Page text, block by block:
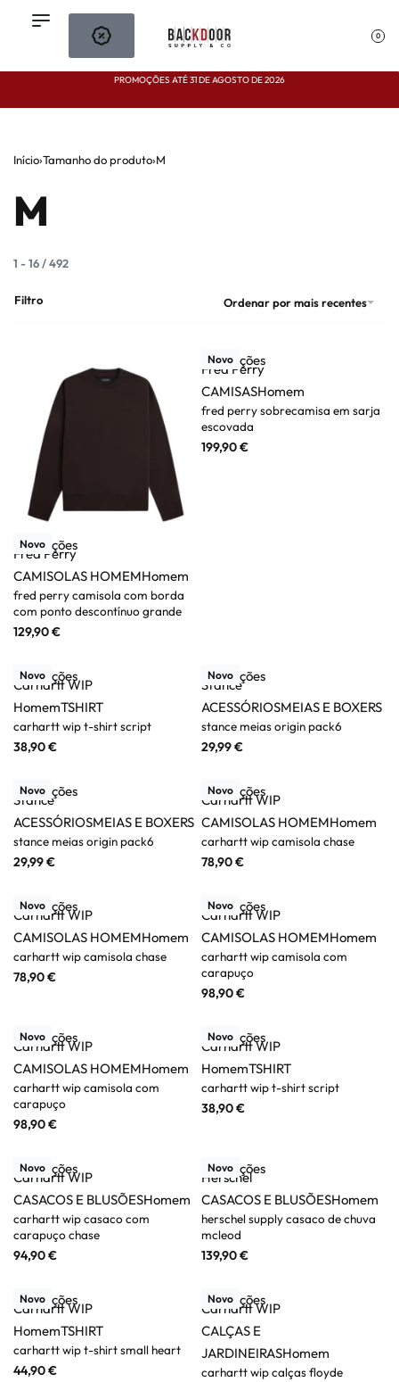
0
PROMOÇÕES ATÉ 31 DE AGOSTO DE 2026
Início›Tamanho do produto›M
M
1 -16/492
Ordenar por mais recentes
Filtro
Novo
Ver opções
Fred Perry
CAMISOLAS HOMEMHomem
fred perry camisola com borda
com ponto descontínuo grande
129,90€
Novo
Ver opções
Fred Perry
CAMISASHomem
fred perry sobrecamisa em sarja
escovada
199,90€
Novo
Ver opções
Carhartt WIP
HomemTSHIRT
carhartt wip t-shirt script
38,90€
Novo
Ver opções
Stance
ACESSÓRIOSMEIAS E BOXERS
stance meias origin pack6
29,99€
Novo
Ver opções
Stance
ACESSÓRIOSMEIAS E BOXERS
stance meias origin pack6
29,99€
Novo
Ver opções
Carhartt WIP
CAMISOLAS HOMEMHomem
carhartt wip camisola chase
78,90€
Novo
Ver opções
Carhartt WIP
CAMISOLAS HOMEMHomem
carhartt wip camisola chase
78,90€
Novo
Ver opções
Carhartt WIP
CAMISOLAS HOMEMHomem
carhartt wip camisola com
carapuço
98,90€
Novo
Ver opções
Carhartt WIP
CAMISOLAS HOMEMHomem
carhartt wip camisola com
carapuço
98,90€
Novo
Ver opções
Carhartt WIP
HomemTSHIRT
carhartt wip t-shirt script
38,90€
Novo
Ver opções
Carhartt WIP
CASACOS E BLUSÕESHomem
carhartt wip casaco com
carapuço chase
94,90€
Novo
Ver opções
Herschel
CASACOS E BLUSÕESHomem
herschel supply casaco de chuva
mcleod
139,90€
Novo
Ver opções
Carhartt WIP
HomemTSHIRT
carhartt wip t-shirt small heart
44,90€
Novo
Ver opções
Carhartt WIP
CALÇAS E
JARDINEIRASHomem
carhartt wip calças floyde